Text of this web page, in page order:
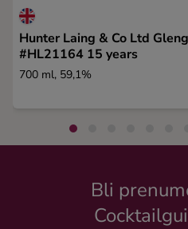
Hunter Laing & Co Ltd
#HL21164 15 years
700 ml, 59,1%
Bli